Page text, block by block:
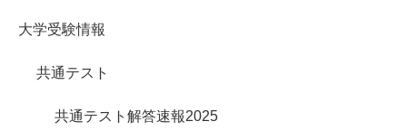
大学受験情報
共通テスト
共通テスト解答速報2025